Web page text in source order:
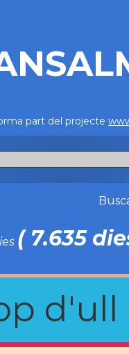
part del projecte
( 7.635
d'ull